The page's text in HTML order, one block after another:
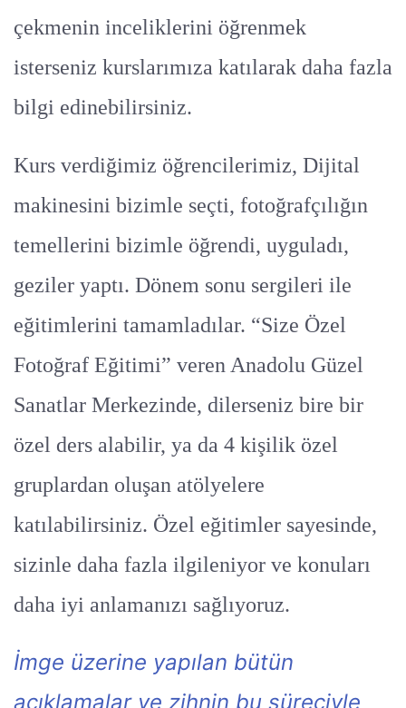
çekmenin inceliklerini öğrenmek
isterseniz kurslarımıza katılarak daha fazla
bilgi edinebilirsiniz.
Kurs verdiğimiz öğrencilerimiz, Dijital
makinesini bizimle seçti, fotoğrafçılığın
temellerini bizimle öğrendi, uyguladı,
geziler yaptı. Dönem sonu sergileri ile
eğitimlerini tamamladılar. “Size Özel
Fotoğraf Eğitimi” veren Anadolu Güzel
Sanatlar Merkezinde, dilerseniz bire bir
özel ders alabilir, ya da 4 kişilik özel
gruplardan oluşan atölyelere
katılabilirsiniz. Özel eğitimler sayesinde,
sizinle daha fazla ilgileniyor ve konuları
daha iyi anlamanızı sağlıyoruz.
İmge üzerine yapılan bütün
açıklamalar ve zihnin bu süreciyle